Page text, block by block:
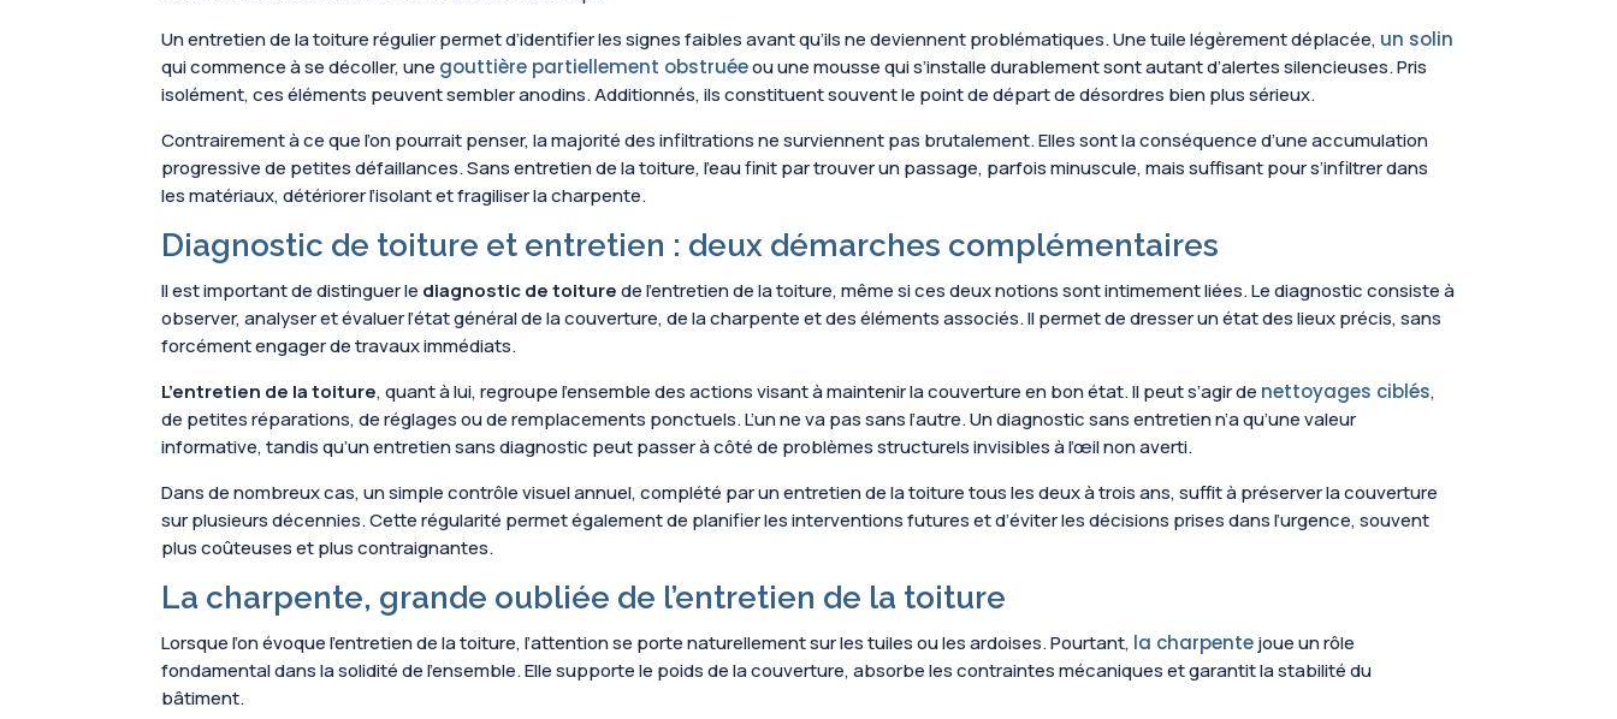
Un entretien de la toiture régulier permet d’identifier les signes faibles avant qu’ils ne deviennent problématiques. Une tuile légèrement déplacée, un solin
qui commence à se décoller, une gouttière partiellement obstruéeou une mousse qui s’installe durablement sont autant d’alertes silencieuses. Pris
isolément, ces éléments peuvent sembler anodins. Additionnés, ils constituent souvent le point de départ de désordres bien plus sérieux.
Contrairement à ce que l’on pourrait penser, la majorité des infiltrations ne surviennent pas brutalement. Elles sont la conséquence d’une accumulation
progressive de petites défaillances. Sans entretien de la toiture, l’eau finit par trouver un passage, parfois minuscule, mais suffisant pour s’infiltrer dans
les matériaux, détériorer l’isolant et fragiliser la charpente.
Diagnostic de toiture et entretien : deux démarches complémentaires
Il est important de distinguer le diagnostic de toiturede l’entretien de la toiture, même si ces deux notions sont intimement liées. Le diagnostic consiste à
observer, analyser et évaluer l’état général de la couverture, de la charpente et des éléments associés. Il permet de dresser un état des lieux précis, sans
forcément engager de travaux immédiats.
L’entretien de la toiture, quant à lui, regroupe l’ensemble des actions visant à maintenir la couverture en bon état. Il peut s’agir de nettoyages ciblés,
de petites réparations, de réglages ou de remplacements ponctuels. L’un ne va pas sans l’autre. Un diagnostic sans entretien n’a qu’une valeur
informative, tandis qu’un entretien sans diagnostic peut passer à côté de problèmes structurels invisibles à l’œil non averti.
Dans de nombreux cas, un simple contrôle visuel annuel, complété par un entretien de la toiture tous les deux à trois ans, suffit à préserver la couverture
sur plusieurs décennies. Cette régularité permet également de planifier les interventions futures et d’éviter les décisions prises dans l’urgence, souvent
plus coûteuses et plus contraignantes.
La charpente, grande oubliée de l’entretien de la toiture
Lorsque l’on évoque l’entretien de la toiture, l’attention se porte naturellement sur les tuiles ou les ardoises. Pourtant, la charpentejoue un rôle
fondamental dans la solidité de l’ensemble. Elle supporte le poids de la couverture, absorbe les contraintes mécaniques et garantit la stabilité du
bâtiment.